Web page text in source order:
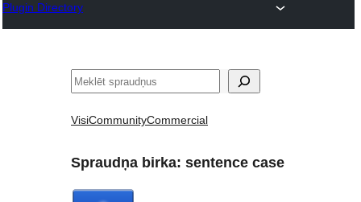
Plugin Directory
Meklēt
VisiCommunityCommercial
Spraudņa birka: sentence case